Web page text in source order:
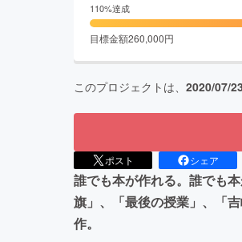
110%達成
目標金額260,000円
このプロジェクトは、 2020/07/23
ポスト シェア
誰でも本が作れる。誰でも
旗」、「最後の授業」、「
作。